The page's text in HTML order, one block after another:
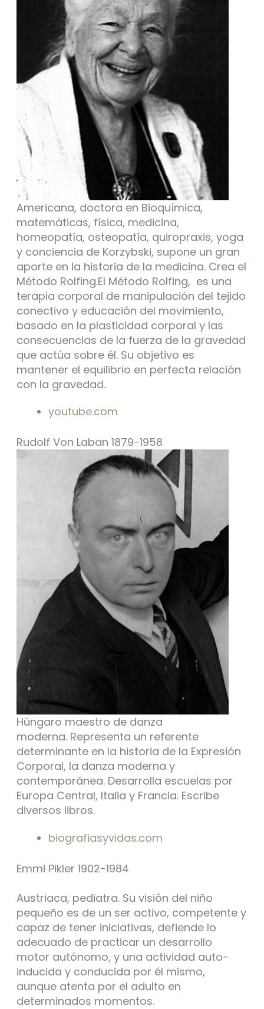
Americana, doctora en Bioquímica,
matemáticas, física, medicina,
homeopatía, osteopatía, quiropraxis, yoga
y conciencia de Korzybski, supone un gran
aporte en la historia de la medicina. Crea el
Método Rolfing.El Método Rolfing, es una
terapia corporal de manipulación del tejido
conectivo y educación del movimiento,
basado en la plasticidad corporal y las
consecuencias de la fuerza de la gravedad
que actúa sobre él. Su objetivo es
mantener el equilibrio en perfecta relación
con la gravedad.
youtube.com
Rudolf Von Laban 1879-1958
Húngaro maestro de danza
moderna. Representa un referente
determinante en la historia de la Expresión
Corporal, la danza moderna y
contemporánea. Desarrolla escuelas por
Europa Central, Italia y Francia. Escribe
diversos libros.
biografiasyvidas.com
Emmi Pikler 1902-1984
Austriaca, pediatra. Su visión del niño
pequeño es de un ser activo, competente y
capaz de tener iniciativas, defiende lo
adecuado de practicar un desarrollo
motor autónomo, y una actividad auto-
inducida y conducida por él mismo,
aunque atenta por el adulto en
determinados momentos.